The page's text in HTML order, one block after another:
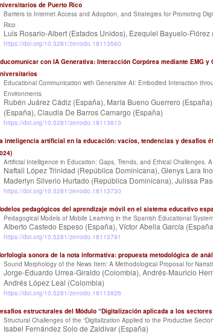
de Puerto Rico
Barriers to Internet Access and Adoption, and Strategies for Promoting
Rico
Luis Rosario-Albert (Estados Unidos), Ezequiel Bayuelo-Flórez
https://doi.org/10.5281/zenodo.18113560
con IA Generativa: Interacción Corpórea mediante EMG y
Educational Communication with Generative AI: Embodied Interaction
Environments
Rubén Juárez Cádiz (España), María Bueno Guerrero
(España), Claudia De Barros Camargo (España)
https://doi.org/10.5281/zenodo.18113613
inteligencia artificial en la educación: vacíos, tendencias y desafíos
Artificial Intelligence in Education: Gaps, Trends, and Ethical Challenges.
Naftali López Trinidad (República Dominicana), Glenys Lara
Maderlyn Silverio Hurtado (República Dominicana), Julissa
https://doi.org/10.5281/zenodo.18113730
pedagógicos del aprendizaje móvil en el sistema educativo
Pedagogical Models of Mobile Learning in the Spanish Educational
Alberto Castedo Espeso (España), Víctor Abella García
https://doi.org/10.5281/zenodo.18113791
sonora de la nota informativa: propuesta metodológica de
Sound Morphology of the News Item: A Methodological Proposal for
Jorge-Eduardo Urrea-Giraldo (Colombia), Andrés-Mauricio
Andrés López Leal (Colombia)
https://doi.org/10.5281/zenodo.18113826
estructurales del Módulo “Digitalización aplicada a los
Structural Challenges of the “Digitalization Applied to the Productive
Isabel Fernández Solo de Zaldívar (España)